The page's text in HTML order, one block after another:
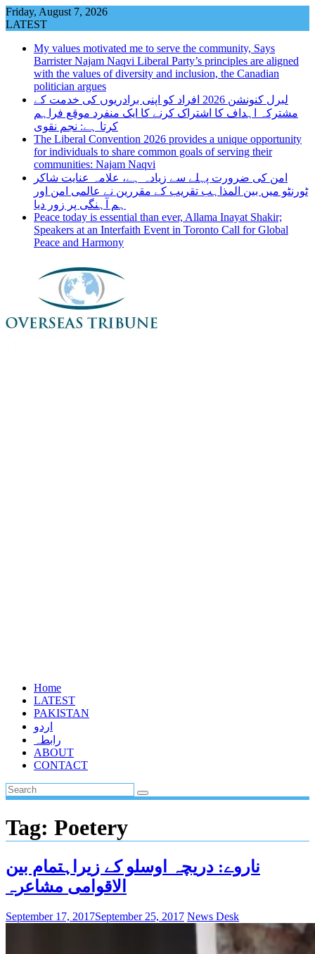
Skip
to
Friday, August 7, 2026
LATEST
My values motivated me to serve the community, Says
Barrister Najam Naqvi Liberal Party’s principles are aligned
with the values of diversity and inclusion, the Canadian
politician argues
لبرل کنونشن 2026 افراد کو اپنی برادریوں کی خدمت کے
مشترکہ اہداف کا اشتراک کرنے کا ایک منفرد موقع فراہم
کرتا ہے: نجم نقوی
The Liberal Convention 2026 provides a unique opportunity
for individuals to share common goals of serving their
communities: Najam Naqvi
امن کی ضرورت پہلے سے زیادہ ہے، علامہ عنایت شاکر
ٹورنٹو میں بین المذاہب تقریب کے مقررین نے عالمی امن اور
ہم آہنگی پر زور دیا
Peace today is essential than ever, Allama Inayat Shakir;
Speakers at an Interfaith Event in Toronto Call for Global
Peace and Harmony
Home
LATEST
PAKISTAN
اردو
رابطہ
ABOUT
CONTACT
Tag: Poetery
ناروے: دریچہ اوسلو کے زیراہتمام بین
الاقوامی مشاعرہ
September 17, 2017September 25, 2017 News Desk